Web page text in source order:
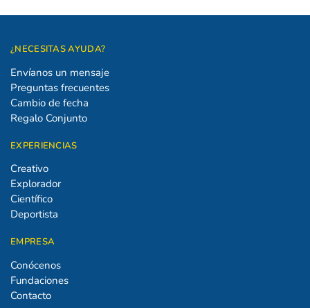
¿NECESITAS AYUDA?
Envíanos un mensaje
Preguntas frecuentes
Cambio de fecha
Regalo Conjunto
EXPERIENCIAS
Creativo
Explorador
Científico
Deportista
EMPRESA
Conócenos
Fundaciones
Contacto